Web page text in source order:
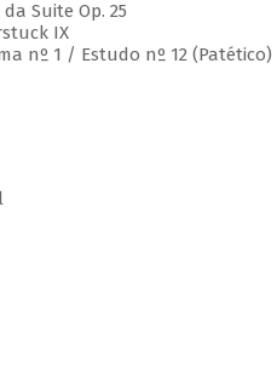
Suite Op. 25
IX
nº 1 / Estudo nº 12 (Patético)